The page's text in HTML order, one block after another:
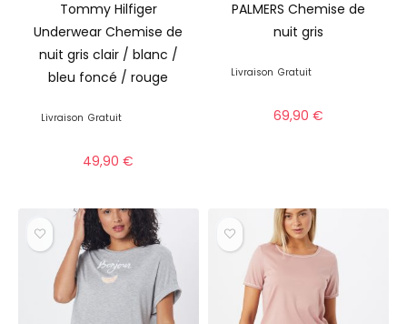
Tommy Hilfiger
Underwear Chemise de
nuit gris clair / blanc /
bleu foncé / rouge
Livraison Gratuit
49,90€
PALMERS Chemise de
nuit gris
Livraison Gratuit
69,90 €